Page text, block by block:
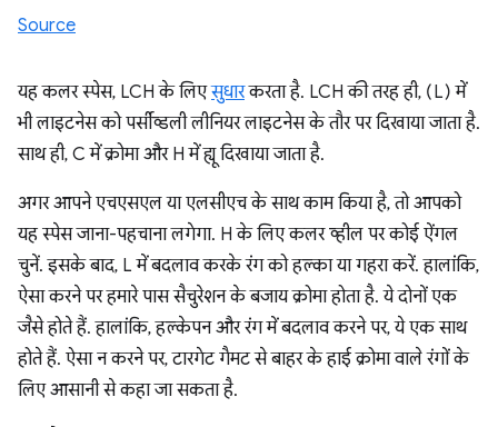
Source
यह कलर स्पेस, LCH के लिएसुधारकरता है. LCH की तरह ही, (L) में
भी लाइटनेस को पर्सीव्डली लीनियर लाइटनेस के तौर पर दिखाया जाता है.
साथ ही, C में क्रोमा और H में ह्यू दिखाया जाता है.
अगर आपने एचएसएल या एलसीएच के साथ काम किया है, तो आपको
यह स्पेस जाना-पहचाना लगेगा. H के लिए कलर व्हील पर कोई ऐंगल
चुनें. इसके बाद, L में बदलाव करके रंग को हल्का या गहरा करें. हालांकि,
ऐसा करने पर हमारे पास सैचुरेशन के बजाय क्रोमा होता है. ये दोनों एक
जैसे होते हैं. हालांकि, हल्केपन और रंग में बदलाव करने पर, ये एक साथ
होते हैं. ऐसा न करने पर, टारगेट गैमट से बाहर के हाई क्रोमा वाले रंगों के
लिए आसानी से कहा जा सकता है.